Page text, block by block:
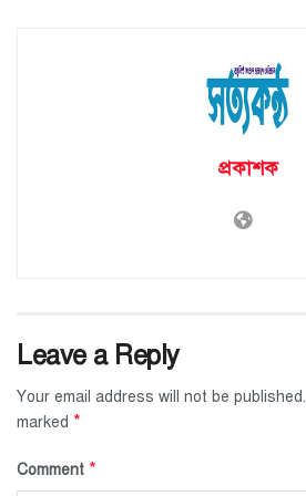
প্রকাশক
Leave a Reply
Your email address will not be published.
marked *
Comment *